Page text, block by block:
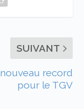
SUIVANT
nouveau record
pour le TGV